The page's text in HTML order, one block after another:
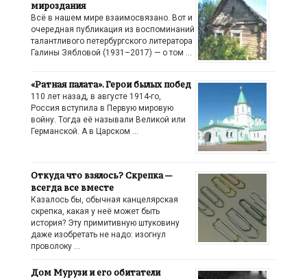
мироздания
Всё в нашем мире взаимосвязано. Вот и
очередная публикация из воспоминаний
талантливого петербургского литератора
Галины Зябловой (1931–2017) — о том …
«Ратная палата». Герои былых побед
110 лет назад, в августе 1914-го,
Россия вступила в Первую мировую
войну. Тогда её называли Великой или
Германской. А в Царском …
Откуда что взялось? Скрепка —
всегда все вместе
Казалось бы, обычная канцелярская
скрепка, какая у неё может быть
история? Эту примитивную штуковину
даже изобретать не надо: изогнул
проволоку …
Дом Мурузи и его обитатели